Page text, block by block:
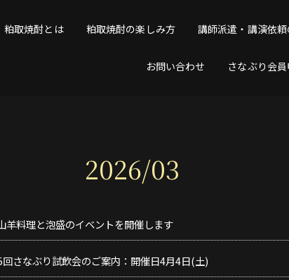
粕取焼酎とは 粕取焼酎の楽しみ方 講師派遣・講演依
お問い合わせ さなぶり会
2026/03
料理と泡盛のイベントを開催します
さなぶり試飲会のご案内：開催日4月4日(土)